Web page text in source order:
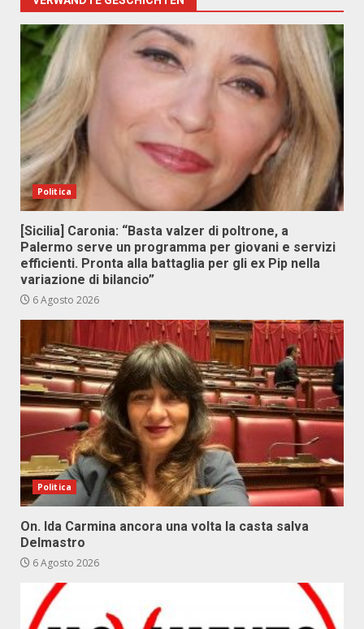
Politica
[Sicilia] Caronia: “Basta valzer di poltrone, a
Palermo serve un programma per giovani e servizi
efficienti. Pronta alla battaglia per gli ex Pip nella
variazione di bilancio”
6 Agosto 2026
Politica
On. Ida Carmina ancora una volta la casta salva
Delmastro
6 Agosto 2026